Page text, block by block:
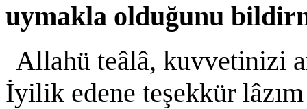
uymakla olduğunu
Allahü teâlâ, kuvvetinizi
İyilik edene teşekkür